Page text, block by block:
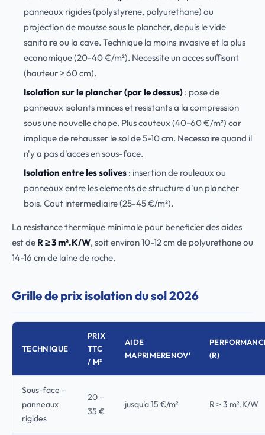
panneaux rigides (polystyrene, polyurethane) ou
projection de mousse sous le plancher, depuis le vide
sanitaire ou la cave. Technique la moins invasive et la plus
economique (20-40 €/m²). Necessite un acces suffisant
(hauteur ≥ 60 cm).
Isolation sur le plancher (par le dessus): pose de
panneaux isolants minces et resistants a la compression
sous une nouvelle chape. Plus couteux (40-60 €/m²) car
implique de rehausser le sol de 5-10 cm. Necessaire quand il
n'y a pas d'acces en sous-face.
Isolation entre les solives: insertion de rouleaux ou
panneaux entre les elements de structure d'un plancher
bois. Cout intermediaire (25-45 €/m²).
La resistance thermique minimale pour beneficier des aides
est de R ≥ 3 m².K/W, soit environ 10-12 cm de polyurethane ou
14-16 cm de laine de roche.
Grille de prix isolation du sol 2026
TECHNIQUE
PRIX
TTC
/ M²
AIDE
MAPRIMERENOV'
(R)
Sous-face –
panneaux
rigides
20 –
35 €
jusqu'a 15 €/m² R ≥ 3 m².K/W